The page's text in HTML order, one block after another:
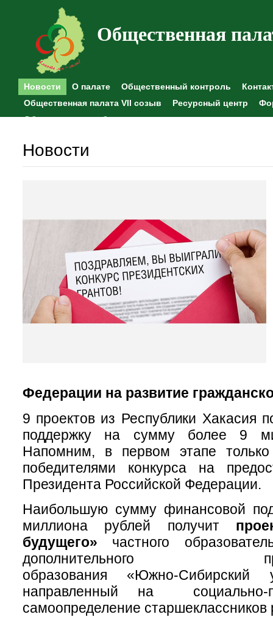
Общественная
Новости О палате Общественный контроль
Общественная палата VII созыв
Ресурсный центр
Общественные наблюдения
Новости
Федерации на развитие
9 проектов из Республики Хакасия
поддержку на сумму более 9
Напомним, в первом этапе
победителями конкурса на
Президента Российской Федерации.
Наибольшую сумму финансовой
миллиона рублей получит
будущего» частного
дополнительного
образования «Южно-Сибирский
направленный на социально-
самоопределение старшеклассников